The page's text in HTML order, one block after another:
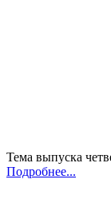
Тема выпуска
Подробнее...